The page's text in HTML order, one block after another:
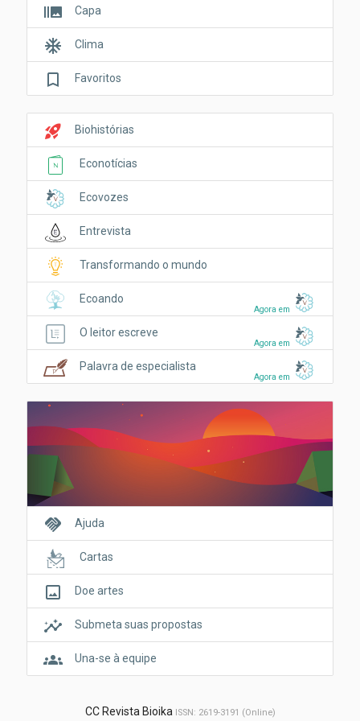
burst_mode Capa
ac_unit Clima
bookmark_border Favoritos
rocket_launch Biohistórias
Econotícias
Ecovozes
Entrevista
Transformando o mundo
Agora em
Ecoando
Agora em
O leitor escreve
Agora em
Palavra de especialista
handshake Ajuda
Cartas
crop_original Doe artes
insights Submeta suas propostas
groups Una-se à equipe
CC Revista Bioika ISSN: 2619-3191 (Online)